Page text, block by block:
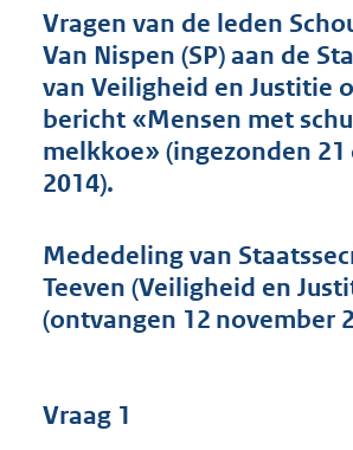
n
d
s
g
r
o
:
3
8
Vragen van de leden
Van Nispen (SP) aan de
van Veiligheid en Justitie
bericht «Mensen met
melkkoe» (ingezonden
2014).
Mededeling van
Teeven (Veiligheid en
(ontvangen 12 november
Vraag 1